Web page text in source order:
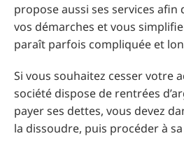
propose aussi ses services afin
vos démarches et vous
paraît parfois compliquée et
Si vous souhaitez cesser votre
société dispose de rentrées
payer ses dettes, vous devez
la dissoudre, puis procéder à